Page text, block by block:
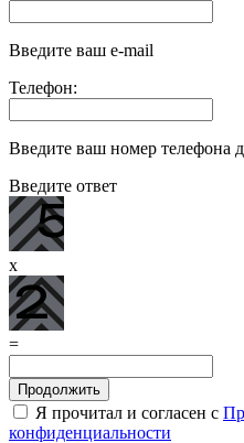
Введите ваш e-mail
Телефон:
Введите ваш номер телефона
Введите ответ
x
=
Я прочитал и согласен с
конфиденциальности